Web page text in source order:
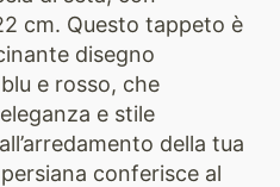
cm. Questo tappeto è
disegno
e rosso, che
e stile
della tua
conferisce al